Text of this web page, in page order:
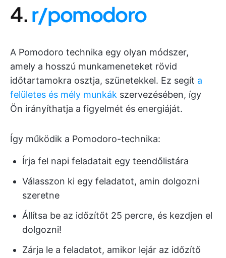
4.r/pomodoro
A Pomodoro technika egy olyan módszer,
amely a hosszú munkameneteket rövid
időtartamokra osztja, szünetekkel. Ez segít a
felületes és mély munkák szervezésében, így
Ön irányíthatja a figyelmét és energiáját.
Így működik a Pomodoro-technika:
Írja fel napi feladatait egy teendőlistára
Válasszon ki egy feladatot, amin dolgozni
szeretne
Állítsa be az időzítőt 25 percre, és kezdjen el
dolgozni!
Zárja le a feladatot, amikor lejár az időzítő